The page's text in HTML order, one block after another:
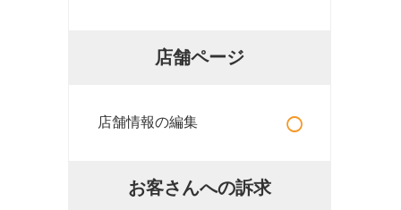
店舗ページ
店舗情報の編集 ○
お客さんへの訴求